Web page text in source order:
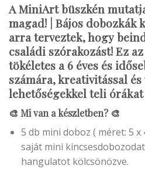
A MiniArt büszkén
magad! | Bájos dobozkák
arra terveztek, hogy
családi szórakozást! Ez
tökéletes a 6 éves és
számára, kreativitással
lehetőségekkel teli
🎨 Mi van a készletben? 🎨
5 db mini doboz ( méret: 5 x
saját mini
hangulatot kölcsönözve.